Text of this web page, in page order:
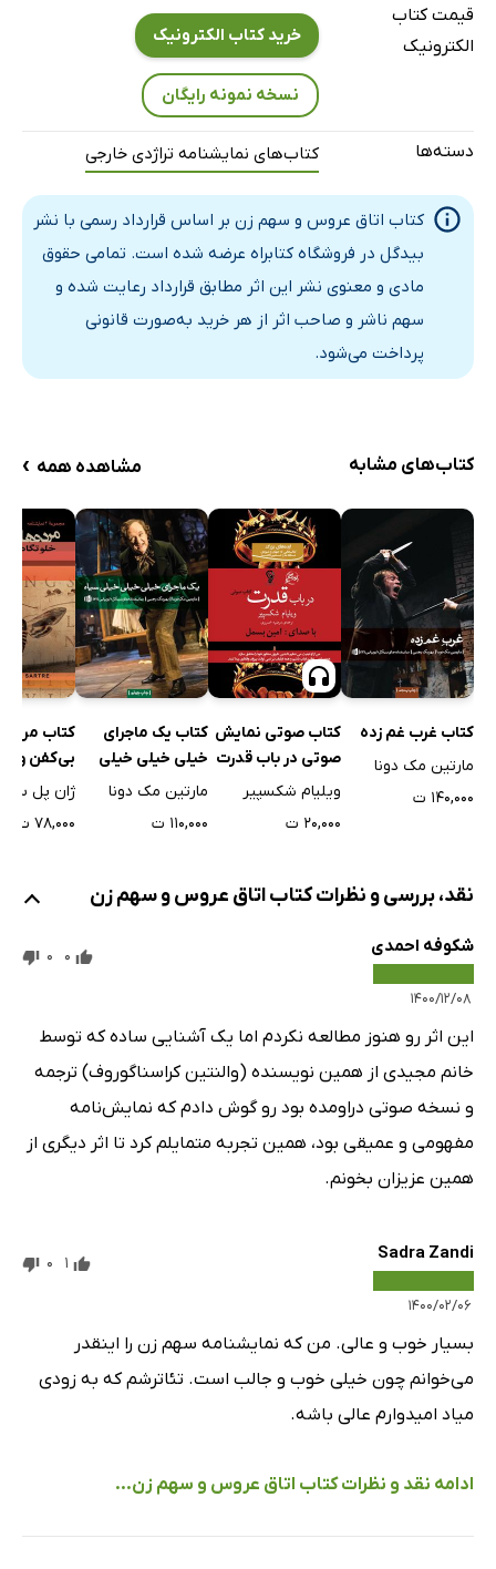
قیمت کتاب
الکترونیک
خرید کتاب الکترونیک
نسخه نمونه رایگان
دسته‌ها کتاب‌های نمایشنامه تراژدی خارجی
کتاب اتاق عروس و سهم زن بر اساس قرارداد رسمی با نشر
بیدگل در فروشگاه کتابراه عرضه شده است. تمامی حقوق
مادی و معنوی نشر این اثر مطابق قرارداد رعایت شده و
سهم ناشر و صاحب اثر از هر خرید به‌صورت قانونی
پرداخت می‌شود.
کتاب‌های مشابه مشاهده همه ›
کتاب غرب غم زده
مارتین مک دونا
۱۴۰,۰۰۰ ت
کتاب صوتی نمایش
صوتی در باب قدرت
ویلیام شکسپیر
۲۰,۰۰۰ ت
کتاب یک ماجرای
خیلی خیلی خیلی
سیاه
مارتین مک دونا
۱۱۰,۰۰۰ ت
کتاب
بی‌کفن و
همراه
ژان پل
۷۸,۰۰۰ ت
نقد، بررسی و نظرات کتاب اتاق عروس و سهم زن
شکوفه احمدی
۱۴۰۰/۱۲/۰۸
0
0
این اثر رو هنوز مطالعه نکردم اما یک آشنایی ساده که توسط
خانم مجیدی از همین نویسنده (والنتین کراسناگوروف) ترجمه
و نسخه صوتی دراومده بود رو گوش دادم که نمایش‌نامه
مفهومی و عمیقی بود، همین تجربه متمایلم کرد تا اثر دیگری از
همین عزیزان بخونم.
Sadra Zandi
۱۴۰۰/۰۲/۰۶
1
0
بسیار خوب و عالی. من که نمایشنامه سهم زن را اینقدر
می‌خوانم چون خیلی خوب و جالب است. تئاترشم که به زودی
میاد امیدوارم عالی باشه.
ادامه نقد و نظرات کتاب اتاق عروس و سهم زن...